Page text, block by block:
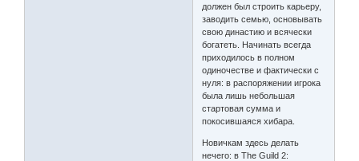
должен был строить карьеру,
заводить семью, основывать
свою династию и всячески
богатеть. Начинать всегда
приходилось в полном
одиночестве и фактически с
нуля: в распоряжении игрока
была лишь небольшая
стартовая сумма и
покосившаяся хибара.
Новичкам здесь делать
нечего: в The Guild 2: